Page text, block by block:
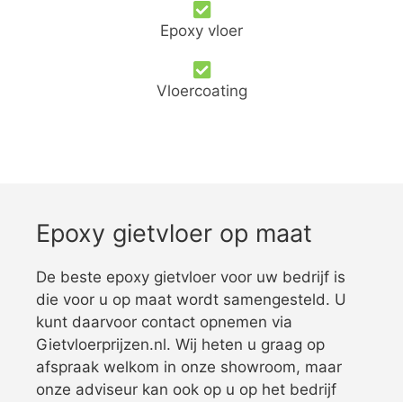
Epoxy vloer
Vloercoating
Epoxy gietvloer op maat
De beste epoxy gietvloer voor uw bedrijf is
die voor u op maat wordt samengesteld. U
kunt daarvoor contact opnemen via
Gietvloerprijzen.nl. Wij heten u graag op
afspraak welkom in onze showroom, maar
onze adviseur kan ook op u op het bedrijf